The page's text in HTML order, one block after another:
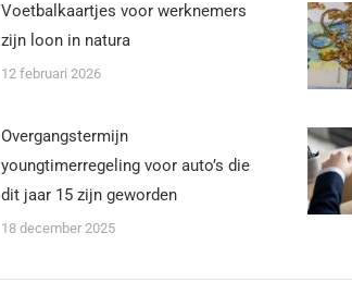
Voetbalkaartjes voor werknemers
zijn loon in natura
12 februari 2026
Overgangstermijn
youngtimerregeling voor auto’s die
dit jaar 15 zijn geworden
18 december 2025